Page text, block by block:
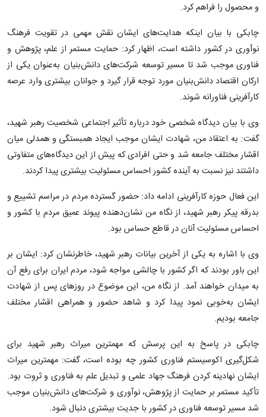
و محصول را فراهم کرد.
چابکی با بیان اینکه هدایت‌های ایشان نقش مهمی در تقویت فرهنگ
نوآوری در کشور داشته است، اظهار کرد: حمایت مستمر از علم، پژوهش و
فناوری موجب شد تا مسیر توسعه شرکت‌های دانش‌بنیان به‌عنوان یکی از
ارکان اقتصاد دانش‌بنیان مورد توجه قرار گیرد و جوانان بیشتری وارد عرصه
کارآفرینی فناورانه شوند.
وی با بیان دیدگاه شخصی خود درباره تأثیر اجتماعی شخصیت رهبر شهید،
گفت: به اعتقاد من، شهادت ایشان موجب ایجاد همبستگی و همدلی میان
اقشار مختلف جامعه شد و حتی افرادی که پیش از این دیدگاه‌های متفاوتی
داشتند نیز نسبت به آینده کشور احساس مسئولیت بیشتری پیدا کردند.
این فعال حوزه کارآفرینی ادامه داد: حضور گسترده مردم در مراسم تشییع و
بدرقه پیکر رهبر شهید، از نگاه من نشان‌دهنده پیوند عمیق مردم با کشور و
احساس مسئولیت آنان در قاطع حساس بود.
وی با اشاره به یکی از آخرین بیانات رهبر شهید، خاطرنشان کرد: ایشان بر
این باور بودند که اگر کشور با چالشی مواجه شود، مردم ایران برای رفع آن
به میدان خواهند آمد. از نگاه من، این موضوع در روزهای پس از شهادت
ایشان به‌خوبی نمود پیدا کرد و شاهد حضور و همراهی اقشار مختلف
جامعه بودیم.
چابکی در پاسخ به این پرسش که مهمترین میراث رهبر شهید برای
شکل‌گیری اکوسیستم فناوری کشور چه بوده است، گفت: مهمترین میراث
ایشان نهادینه کردن فرهنگ جهاد علمی و تبدیل علم به فناوری و ثروت بود.
تأکید مستمر بر حمایت از پژوهش، نوآوری و شرکت‌های دانش‌بنیان موجب
شد مسیر توسعه فناوری در کشور با جدیت بیشتری دنبال شود.